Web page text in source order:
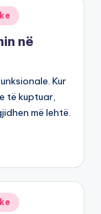
në
Kur
të kuptuar,
më lehtë.